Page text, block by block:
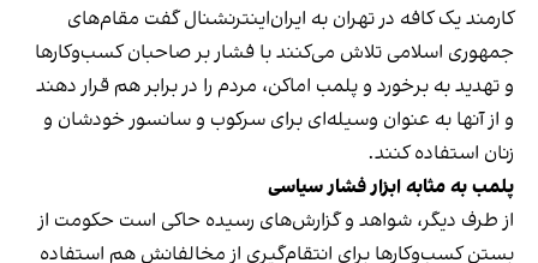
کارمند یک کافه در تهران به ایران‌اینترنشنال گفت مقام‌های
جمهوری اسلامی تلاش می‌کنند با فشار بر صاحبان کسب‌وکارها
و تهدید به برخورد و پلمب اماکن، مردم را در برابر هم قرار دهند
و از آنها به عنوان وسیله‌ای برای سرکوب و سانسور خودشان و
زنان استفاده کنند.
پلمب به مثابه ابزار فشار سیاسی
از طرف دیگر، شواهد و گزارش‌های رسیده حاکی است حکومت از
بستن کسب‌وکارها برای انتقام‌گیری از مخالفانش هم استفاده